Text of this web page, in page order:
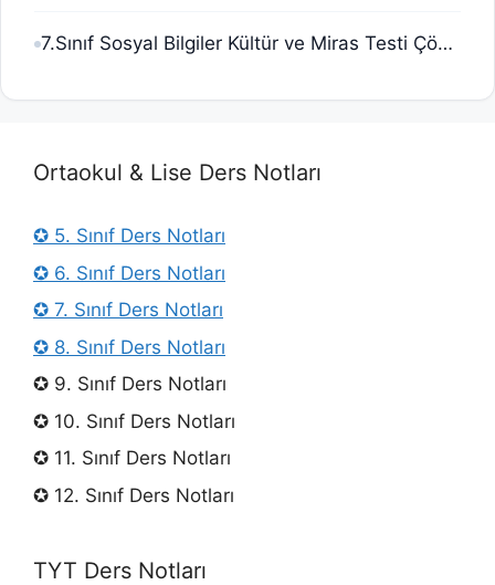
7.Sınıf Sosyal Bilgiler Kültür ve Miras Testi Çöz Pdf
Ortaokul & Lise Ders Notları
✪ 5. Sınıf Ders Notları
✪ 6. Sınıf Ders Notları
✪ 7. Sınıf Ders Notları
✪ 8. Sınıf Ders Notları
✪ 9. Sınıf Ders Notları
✪ 10. Sınıf Ders Notları
✪ 11. Sınıf Ders Notları
✪ 12. Sınıf Ders Notları
TYT Ders Notları